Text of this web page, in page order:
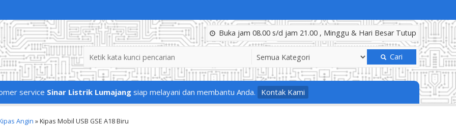
Buka jam 08.00 s/d jam 21.00 , Minggu & Hari Besar Tutup
Cari
service Sinar Listrik Lumajang siap melayani dan membantu Anda. Kontak Kami
Angin »Kipas Mobil USB GSE A18 Biru